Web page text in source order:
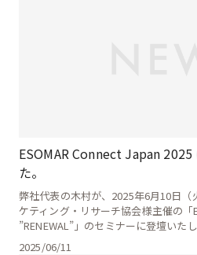
ESOMAR Connect Japan
た。
弊社代表の木村が、2025年6月10日
ケティング・リサーチ協会様主催の「
”RENEWAL”」のセミナーに登壇い
2025/06/11